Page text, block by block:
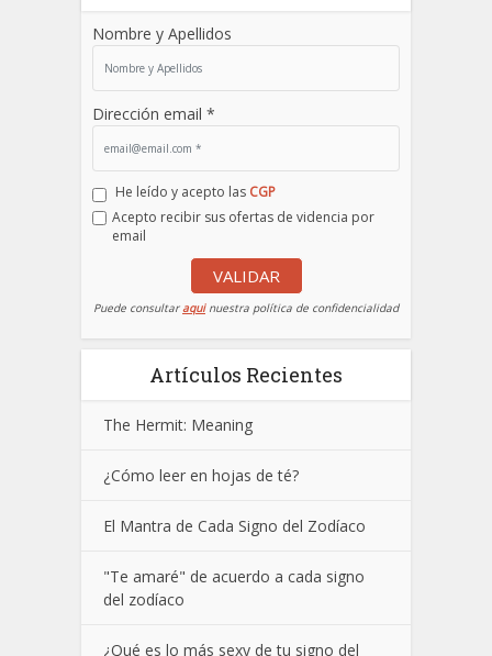
Nombre y Apellidos
Dirección email *
He leído y acepto las CGP
Acepto recibir sus ofertas de videncia por
email
VALIDAR
Puede consultaraquinuestra política de confidencialidad
Artículos Recientes
The Hermit: Meaning
¿Cómo leer en hojas de té?
El Mantra de Cada Signo del Zodíaco
"Te amaré" de acuerdo a cada signo
del zodíaco
¿Qué es lo más sexy de tu signo del